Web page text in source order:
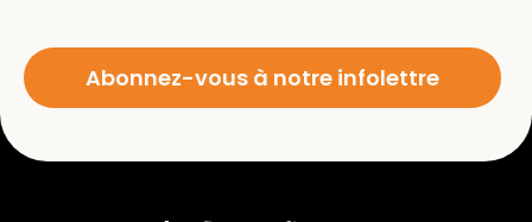
Abonnez-vous à notre infolettre